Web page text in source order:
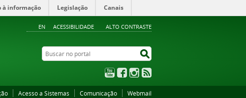
à informação Legislação Canais
EN ACESSIBILIDADE ALTO CONTRASTE
Buscar no portal
YouTubeFacebookInstagram
Acesso a Sistemas Comunicação Webmail